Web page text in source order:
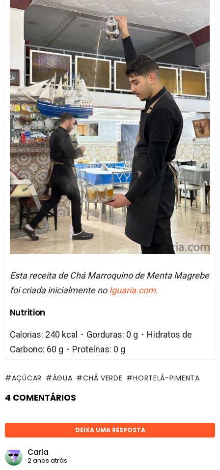
Esta receita de Chá Marroquino de Menta Magrebe
foi criada inicialmente noIguaria.com.
Nutrition
Calorias: 240 kcal・Gorduras: 0 g・Hidratos de
Carbono: 60 g・Proteínas: 0 g
AÇÚCAR ÁGUA CHÁ VERDE HORTELÃ-PIMENTA
4 COMENTÁRIOS
DEIXA UMA RESPOSTA
Carla
2 anos atrás